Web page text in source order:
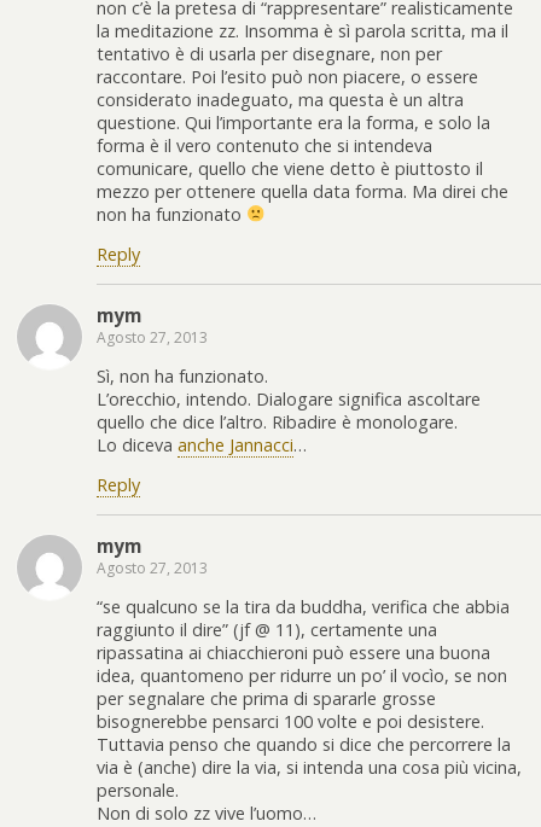
non c’è la pretesa di “rappresentare” realisticamente
la meditazione zz. Insomma è sì parola scritta, ma il
tentativo è di usarla per disegnare, non per
raccontare. Poi l’esito può non piacere, o essere
considerato inadeguato, ma questa è un altra
questione. Qui l’importante era la forma, e solo la
forma è il vero contenuto che si intendeva
comunicare, quello che viene detto è piuttosto il
mezzo per ottenere quella data forma. Ma direi che
non ha funzionato
Reply
mym
Agosto 27, 2013
Sì, non ha funzionato.
L’orecchio, intendo. Dialogare significa ascoltare
quello che dice l’altro. Ribadire è monologare.
Lo diceva anche Jannacci…
Reply
mym
Agosto 27, 2013
“se qualcuno se la tira da buddha, verifica che abbia
raggiunto il dire” (jf @ 11), certamente una
ripassatina ai chiacchieroni può essere una buona
idea, quantomeno per ridurre un po’ il vocìo, se non
per segnalare che prima di spararle grosse
bisognerebbe pensarci 100 volte e poi desistere.
Tuttavia penso che quando si dice che percorrere la
via è (anche) dire la via, si intenda una cosa più vicina,
personale.
Non di solo zz vive l’uomo…